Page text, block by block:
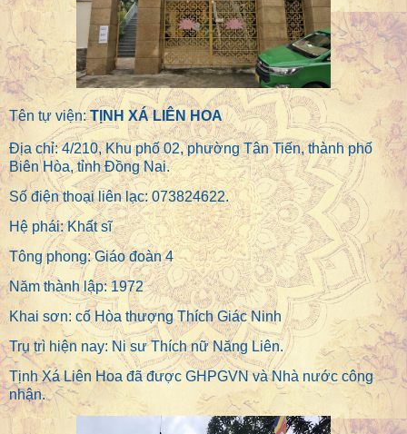
Tên tự viện:TỊNH XÁ LIÊN HOA
Địa chỉ: 4/210, Khu phố 02, phường Tân Tiến, thành phố
Biên Hòa, tỉnh Đồng Nai.
Số điện thoại liên lạc: 073824622.
Hệ phái: Khất sĩ
Tông phong: Giáo đoàn 4
Năm thành lập: 1972
Khai sơn: cố Hòa thượng Thích Giác Ninh
Trụ trì hiện nay: Ni sư Thích nữ Năng Liên.
Tịnh Xá Liên Hoa đã được GHPGVN và Nhà nước công
nhận.